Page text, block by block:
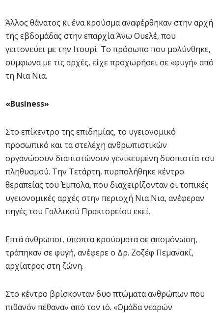
Άλλος θάνατος κι ένα κρούσμα αναφέρθηκαν στην αρχή
της εβδομάδας στην επαρχία Άνω Ουελέ, που
γειτονεύει με την Ιτουρί. Το πρόσωπο που μολύνθηκε,
σύμφωνα με τις αρχές, είχε προχωρήσει σε «φυγή» από
τη Νια Νια.
«Business»
Στο επίκεντρο της επιδημίας, το υγειονομικό
προσωπικό και τα στελέχη ανθρωπιστικών
οργανώσουν διαπιστώνουν γενικευμένη δυσπιστία του
πληθυσμού. Την Τετάρτη, πυρπολήθηκε κέντρο
θεραπείας του Έμπολα, που διαχειρίζονταν οι τοπικές
υγειονομικές αρχές στην περιοχή Νια Νια, ανέφεραν
πηγές του Γαλλικού Πρακτορείου εκεί.
Επτά άνθρωποι, ύποπτα κρούσματα σε απομόνωση,
τράπηκαν σε φυγή, ανέφερε ο Δρ. Ζοζέφ Πεμανακί,
αρχίατρος στη ζώνη.
Στο κέντρο βρίσκονταν δυο πτώματα ανθρώπων που
πιθανόν πέθαναν από τον ιό. «Ομάδα νεαρών